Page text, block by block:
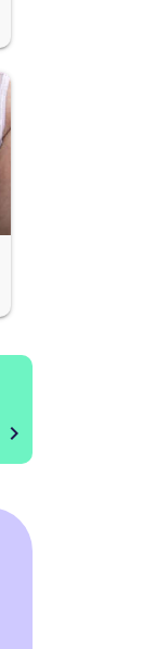
chevron_right